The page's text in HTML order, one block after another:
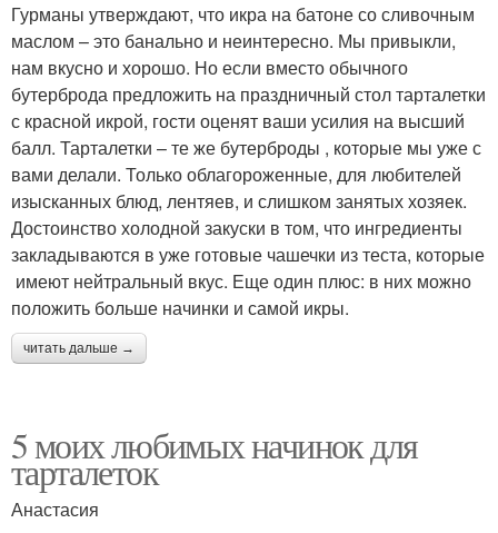
Гурманы утверждают, что икра на батоне со сливочным
маслом – это банально и неинтересно. Мы привыкли,
нам вкусно и хорошо. Но если вместо обычного
бутерброда предложить на праздничный стол тарталетки
с красной икрой, гости оценят ваши усилия на высший
балл. Тарталетки – те же бутерброды , которые мы уже с
вами делали. Только облагороженные, для любителей
изысканных блюд, лентяев, и слишком занятых хозяек.
Достоинство холодной закуски в том, что ингредиенты
закладываются в уже готовые чашечки из теста, которые
имеют нейтральный вкус. Еще один плюс: в них можно
положить больше начинки и самой икры.
читать дальше →
5 моих любимых начинок для
тарталеток
Анастасия